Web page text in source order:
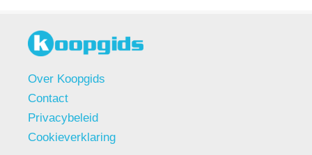
Over Koopgids
Contact
Privacybeleid
Cookieverklaring